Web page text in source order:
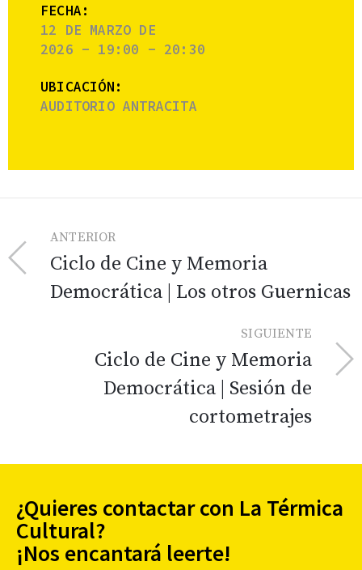
FECHA:
12 DE MARZO DE
2026 - 19:00 - 20:30
UBICACIÓN:
AUDITORIO ANTRACITA
ANTERIOR
Ciclo de Cine y Memoria
Democrática | Los otros Guernicas
SIGUIENTE
Ciclo de Cine y Memoria
Democrática | Sesión de
cortometrajes
¿Quieres contactar con La Térmica
Cultural?
¡Nos encantará leerte!